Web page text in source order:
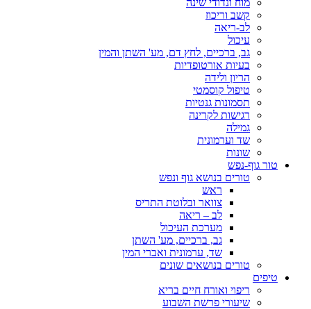
מוח ונדודי שינה
קשב וריכוז
לב-ריאה
עיכול
גב, ברכיים, לחץ דם, מע' השתן והמין
בעיות אורטופדיות
הריון ולידה
טיפול קוסמטי
תסמונות גנטיות
רגישות לקרינה
גמילה
שד וערמונית
שונות
טור גוף-נפש
טורים בנושא גוף ונפש
ראש
צוואר ובלוטת התריס
לב – ריאה
מערכת העיכול
גב, ברכיים, מע' השתן
שד, ערמונית ואברי המין
טורים בנושאים שונים
טיפים
ריפוי ואורח חיים בריא
שיעורי פרשת השבוע